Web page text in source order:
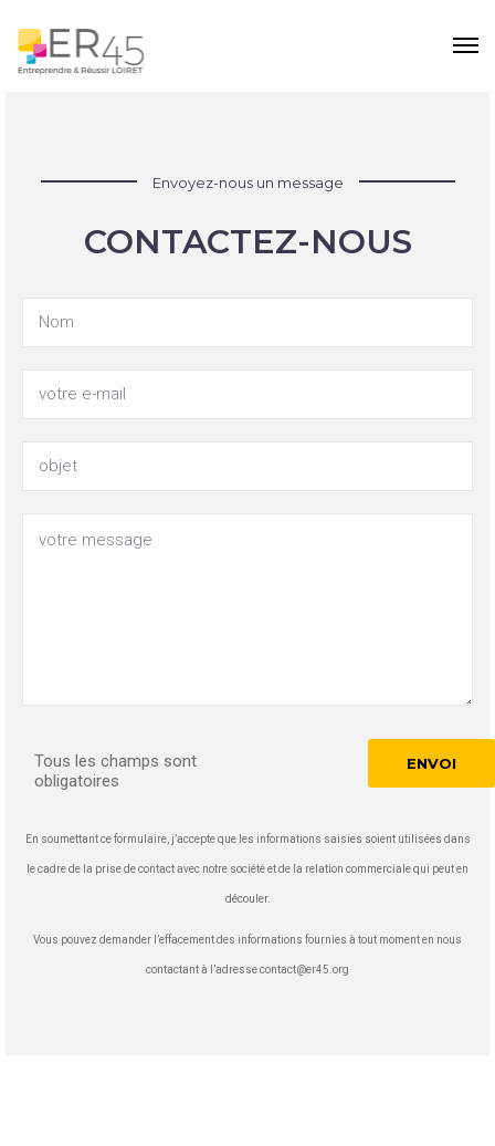
Envoyez-nous un message
CONTACTEZ-NOUS
Tous les champs sont
obligatoires
En soumettant ce formulaire, j’accepte que les informations saisies soient utilisées dans
le cadre de la prise de contact avec notre société et de la relation commerciale qui peut en
découler.
Vous pouvez demander l’effacement des informations fournies à tout moment en nous
contactant à l’adresse contact@er45.org